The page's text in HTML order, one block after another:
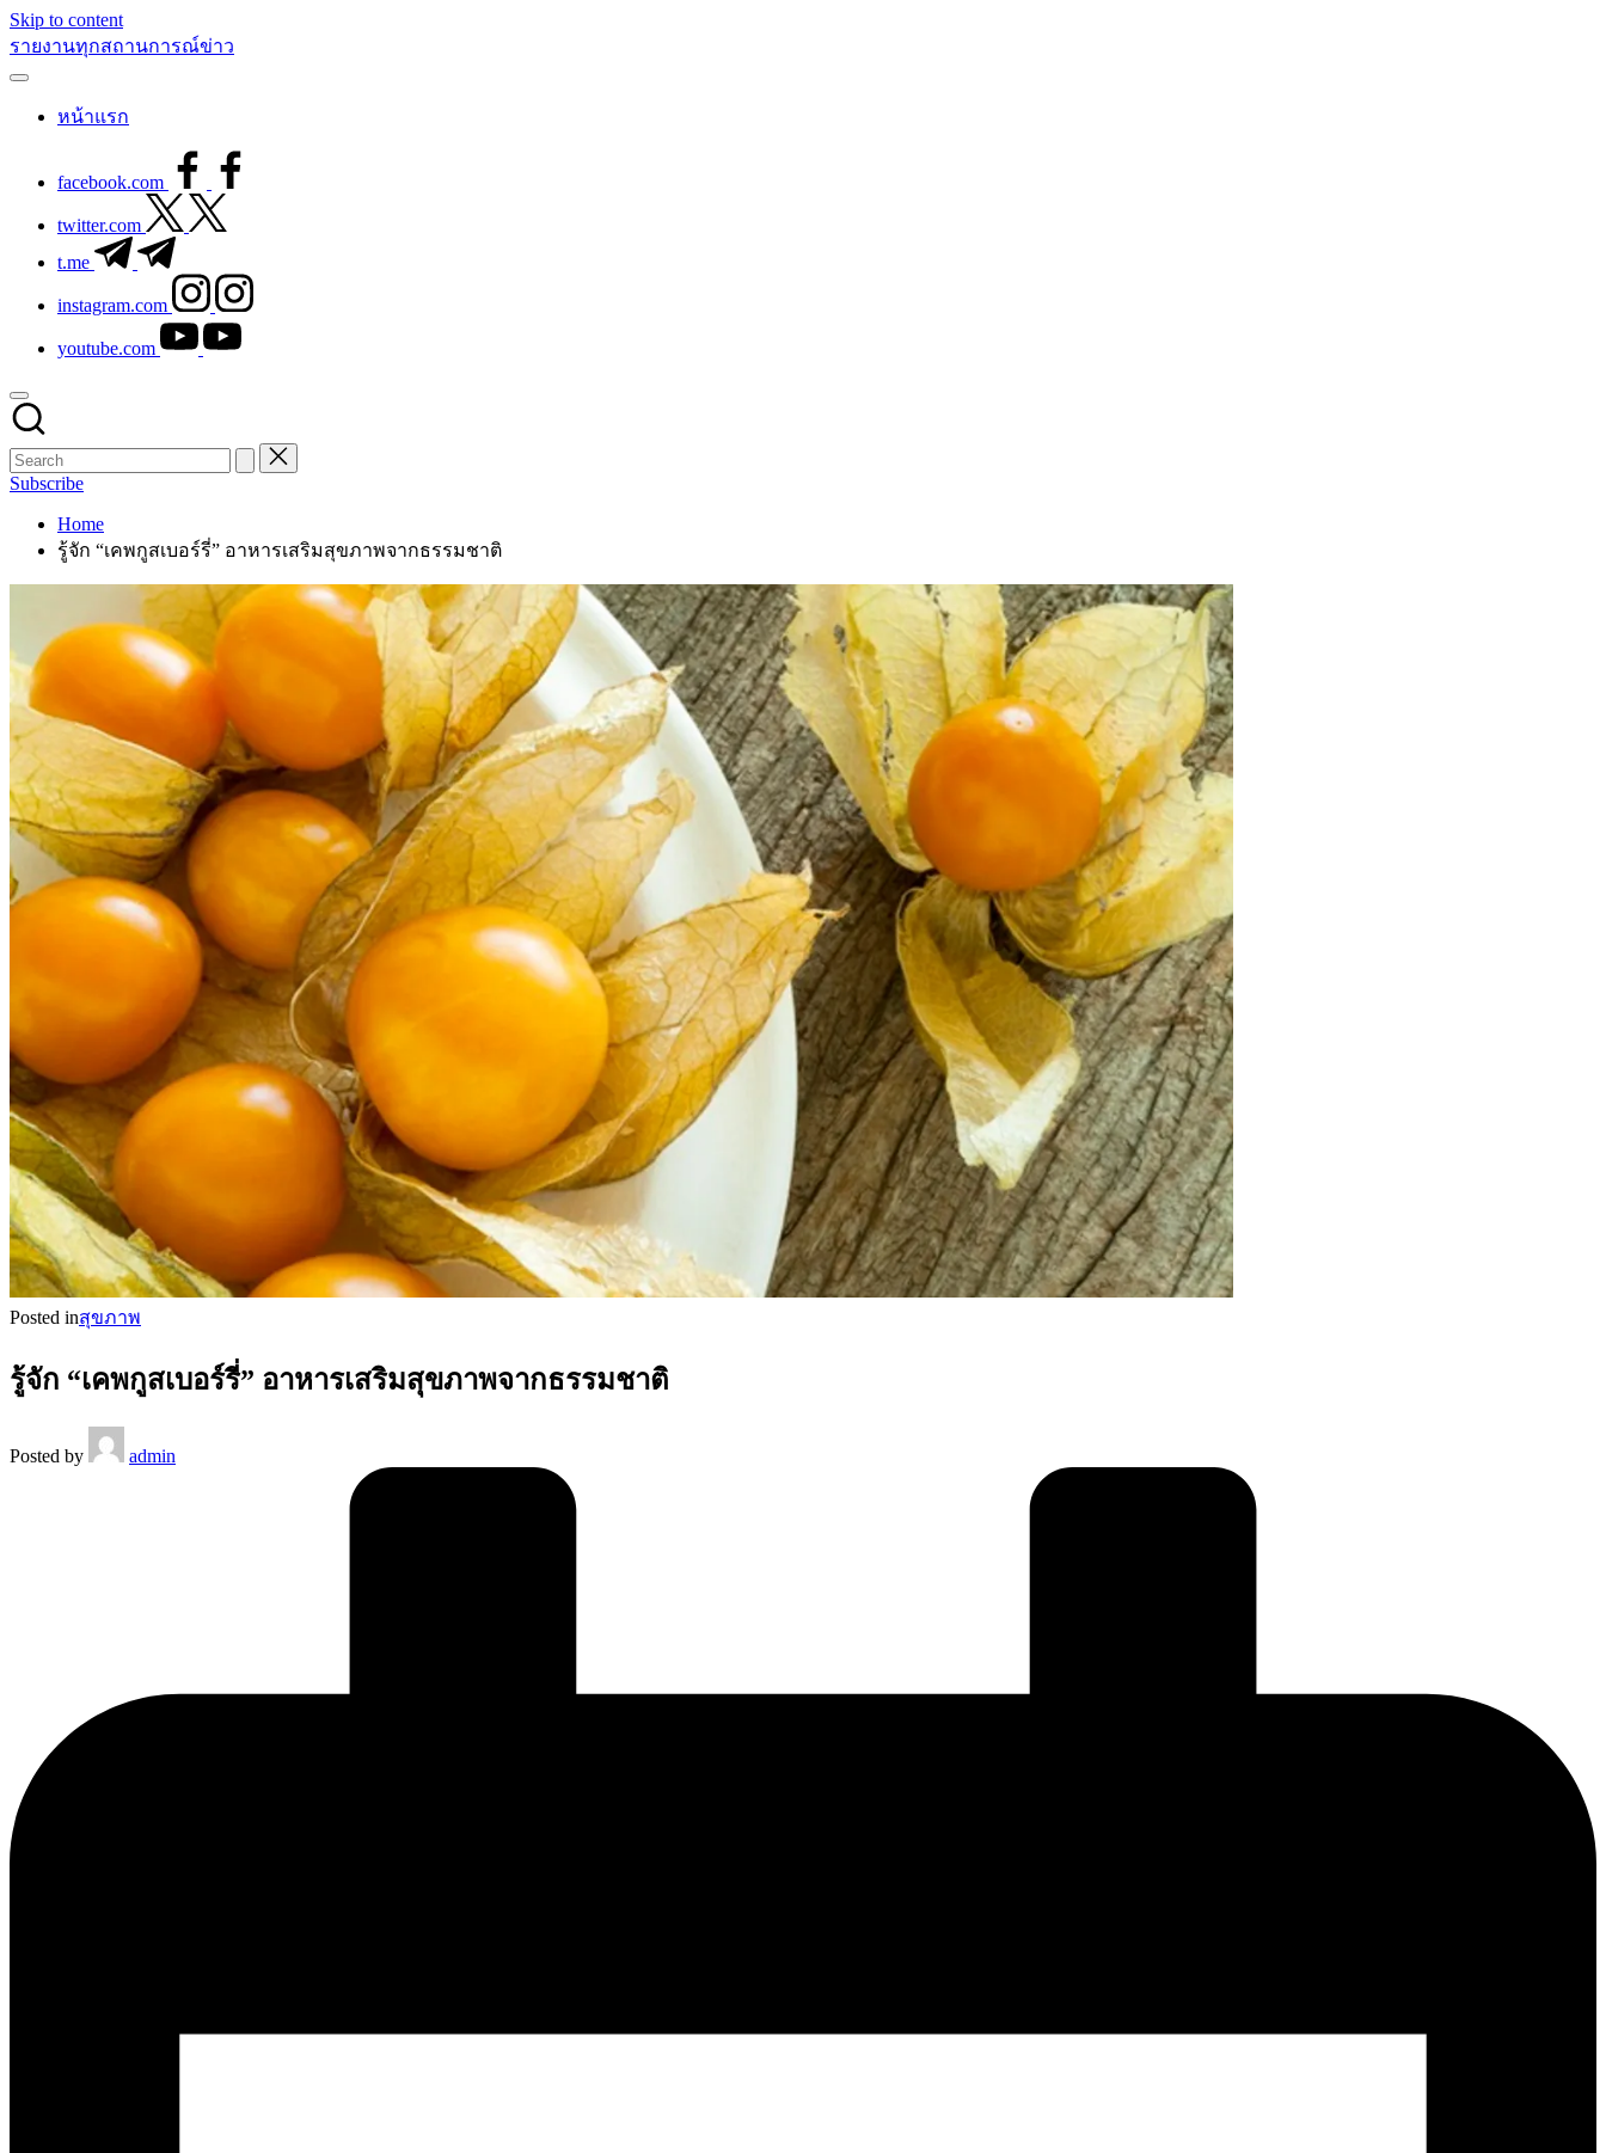
Skip to content
รายงานทุกสถานการณ์ข่าว
หน้าแรก
facebook.com
twitter.com
t.me
instagram.com
youtube.com
Subscribe
Home
รู้จัก “เคพกูสเบอร์รี่” อาหารเสริมสุขภาพจากธรรมชาติ
Posted inสุขภาพ
รู้จัก “เคพกูสเบอร์รี่” อาหารเสริมสุขภาพจากธรรมชาติ
Posted by admin